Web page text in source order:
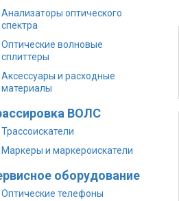
Анализаторы оптического
спектра
Оптические волновые
сплиттеры
Аксессуары и расходные
материалы
ВОЛС
Трассоискатели
Маркеры и маркероискатели
оборудование
Оптические телефоны